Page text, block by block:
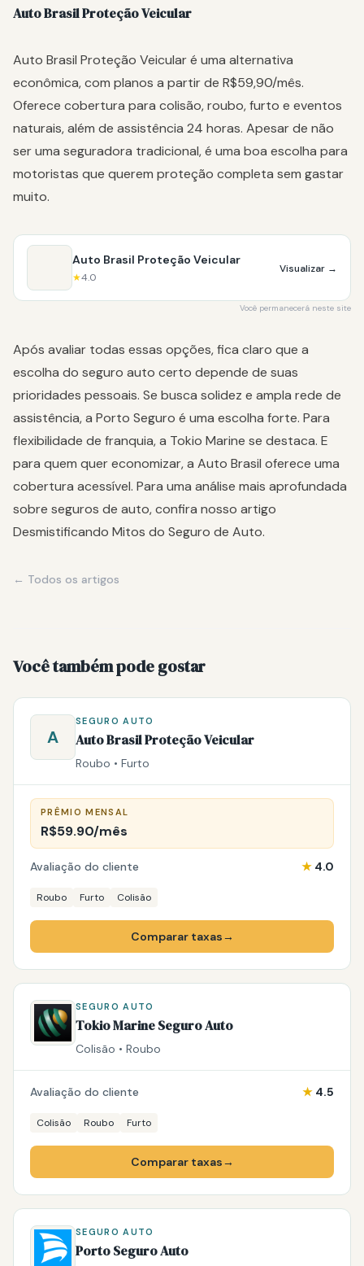
Auto Brasil Proteção Veicular
Auto Brasil Proteção Veicular é uma alternativa
econômica, com planos a partir de R$59,90/mês.
Oferece cobertura para colisão, roubo, furto e eventos
naturais, além de assistência 24 horas. Apesar de não
ser uma seguradora tradicional, é uma boa escolha para
motoristas que querem proteção completa sem gastar
muito.
Auto Brasil Proteção Veicular
★4.0
Visualizar →
Você permanecerá neste site
Após avaliar todas essas opções, fica claro que a
escolha do seguro auto certo depende de suas
prioridades pessoais. Se busca solidez e ampla rede de
assistência, a Porto Seguro é uma escolha forte. Para
flexibilidade de franquia, a Tokio Marine se destaca. E
para quem quer economizar, a Auto Brasil oferece uma
cobertura acessível. Para uma análise mais aprofundada
sobre seguros de auto, confira nosso artigo
Desmistificando Mitos do Seguro de Auto.
← Todos os artigos
Você também pode gostar
A
SEGURO AUTO
Auto Brasil Proteção Veicular
Roubo • Furto
PRÊMIO MENSAL
R$59.90/mês
Avaliação do cliente ★ 4.0
Roubo Furto Colisão
Comparar taxas→
SEGURO AUTO
Tokio Marine Seguro Auto
Colisão • Roubo
Avaliação do cliente ★ 4.5
Colisão Roubo Furto
Comparar taxas→
SEGURO AUTO
Porto Seguro Auto